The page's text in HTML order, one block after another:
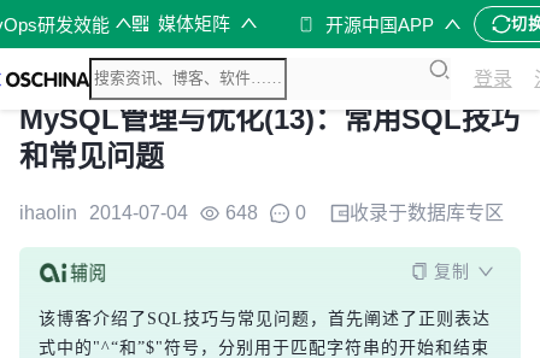
研发效能 媒体矩阵 开源中国APP 切
登录
MySQL管理与优化(13)：常用SQL技巧
和常见问题
ihaolin 2014-07-04 648 0 收录于数据库专区
复制
该博客介绍了SQL技巧与常见问题，首先阐述了正则表达
式中的"^“和”$"符号，分别用于匹配字符串的开始和结束